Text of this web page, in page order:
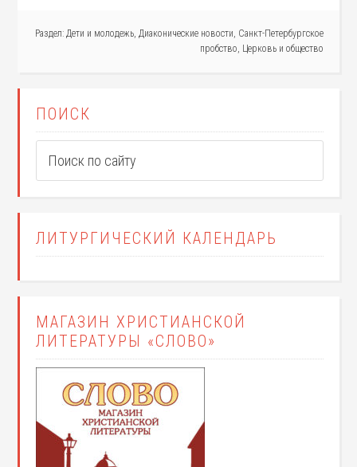
Раздел: Дети и молодежь, Диаконические новости, Санкт-Петербургское
пробство, Церковь и общество
ПОИСК
ЛИТУРГИЧЕСКИЙ КАЛЕНДАРЬ
МАГАЗИН ХРИСТИАНСКОЙ
ЛИТЕРАТУРЫ «СЛОВО»